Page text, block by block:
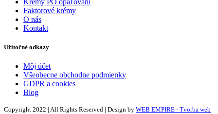
Krémy PO opaľovaní
Faktorové krémy
O nás
Kontakt
Užitočné odkazy
Môj účet
Všeobecne obchodne podmienky
GDPR a cookies
Blog
Copyright 2022 | All Rights Reserved | Design by WEB EMPIRE - Tvorba web